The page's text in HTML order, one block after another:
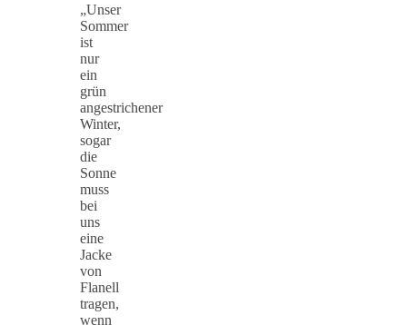
„Unser
Sommer
ist
nur
ein
grün
angestrichener
Winter,
sogar
die
Sonne
muss
bei
uns
eine
Jacke
von
Flanell
tragen,
wenn